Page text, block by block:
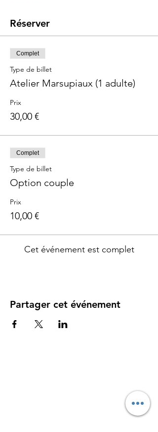
Réserver
Complet
Type de billet
Atelier Marsupiaux (1 adulte)
Prix
30,00 €
Complet
Type de billet
Option couple
Prix
10,00 €
Cet événement est complet
Partager cet événement